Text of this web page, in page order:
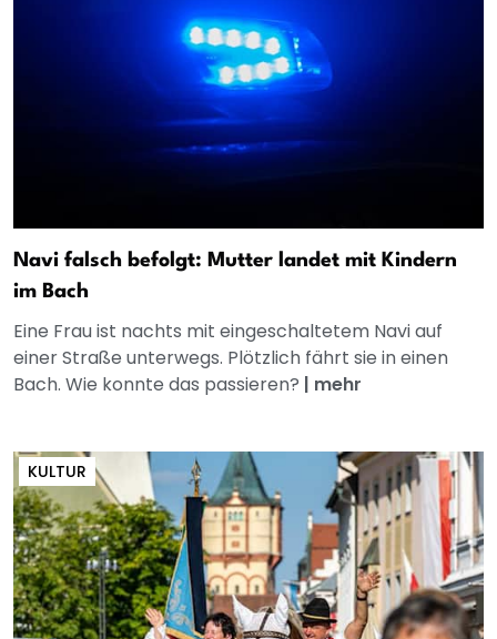
Navi falsch befolgt: Mutter landet mit Kindern
im Bach
Eine Frau ist nachts mit eingeschaltetem Navi auf
einer Straße unterwegs. Plötzlich fährt sie in einen
Bach. Wie konnte das passieren? | mehr
KULTUR